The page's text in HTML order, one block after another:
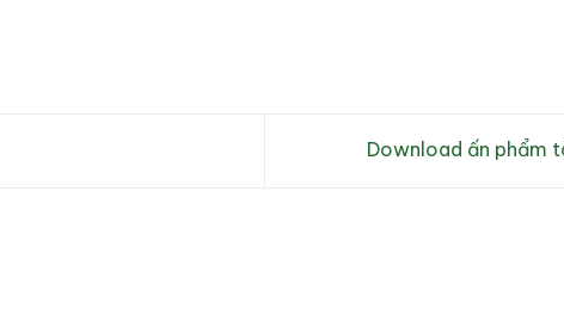
Download ấn phẩm